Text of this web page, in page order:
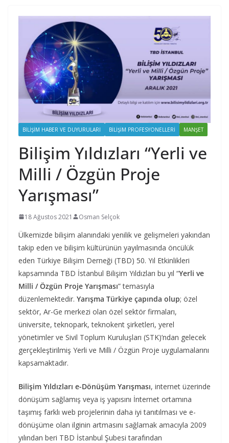
BILIŞIM HABER VE DUYURULARI BILIŞIM PROFESYONELLERI MANŞET
Bilişim Yıldızları “Yerli ve
Milli / Özgün Proje
Yarışması”
18 Ağustos 2021 Osman Selçok
Ülkemizde bilişim alanındaki yenilik ve gelişmeleri yakından
takip eden ve bilişim kültürünün yayılmasında öncülük
eden Türkiye Bilişim Derneği (TBD) 50. Yıl Etkinlikleri
kapsamında TBD İstanbul Bilişim Yıldızları bu yıl “Yerli ve
Milli / Özgün Proje Yarışması” temasıyla
düzenlemektedir. Yarışma Türkiye çapında olup; özel
sektör, Ar-Ge merkezi olan özel sektör firmaları,
üniversite, teknopark, teknokent şirketleri, yerel
yönetimler ve Sivil Toplum Kuruluşları (STK)’ndan gelecek
gerçekleştirilmiş Yerli ve Milli / Özgün Proje uygulamalarını
kapsamaktadır.
Bilişim Yıldızları e-Dönüşüm Yarışması, internet üzerinde
dönüşüm sağlamış veya iş yapısını İnternet ortamına
taşımış farklı web projelerinin daha iyi tanıtılması ve e-
dönüşüme olan ilginin artmasını sağlamak amacıyla 2009
yılından beri TBD İstanbul Şubesi tarafından